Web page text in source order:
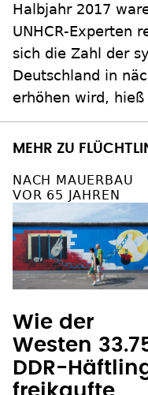
Halbjahr 2017
UNHCR-Experten
sich die Zahl der
Deutschland in
erhöhen wird, hieß
MEHR ZU
NACH MAUERBAU
VOR 65 JAHREN
Wie der
Westen
DDR-